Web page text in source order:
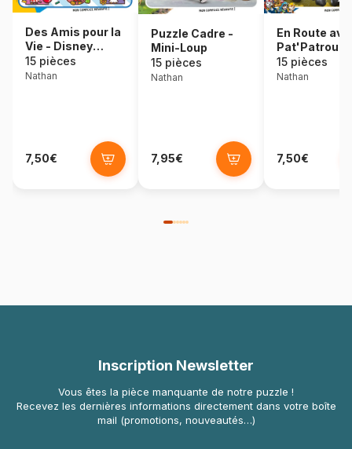
Des Amis pour la
Vie - Disney
Mickey
15 pièces
Nathan
7,50€
Puzzle Cadre -
Mini-Loup
15 pièces
Nathan
7,95€
En Route
15 pièces
Nathan
7,50€
Inscription Newsletter
Vous êtes la pièce manquante de notre puzzle !
Recevez les dernières informations directement dans votre boîte
mail (promotions, nouveautés…)